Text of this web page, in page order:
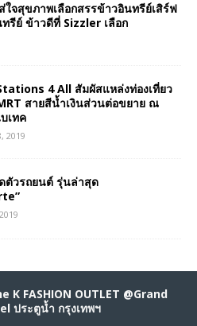
ใจสุขภาพเลือกสรรข้าวอินทรีย์เสิร์ฟ
รีย์ ข้าวดีที่ Sizzler เลือก
4 All สัมผัสแหล่งท่องเที่ยว
สายสีน้ำเงินส่วนต่อขยาย ณ
เทค
2019
ตัวรถยนต์ รุ่นล่าสุด
K FASHION OUTLET @Grand
ประตูน้ำ กรุงเทพฯ